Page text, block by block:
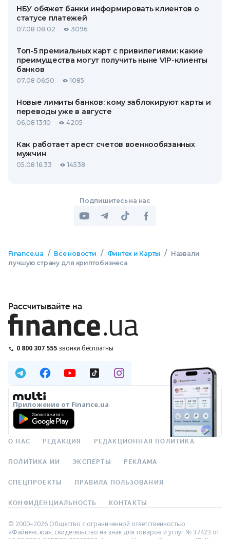
НБУ обяжет банки информировать клиентов о
статусе платежей
07.08 08:02 3096
Топ-5 премиальных карт с привилегиями: какие
преимущества могут получить ныне VIP-клиенты
банков
07.08 06:50 1085
Новые лимиты банков: кому заблокируют карты и
переводы уже в августе
06.08 13:10 4205
Как работает арест счетов военнообязанных
мужчин
05.08 16:33 14538
Подпишитесь на нас
Finance.ua / Все новости / Финтех и Карты /
Назвали
лучшую страну для криптобизнеса
Рассчитывайте на
0 800 307 555 звонки бесплатны
Приложение от Finance.ua
О НАС РЕДАКЦИЯ РЕДАКЦИОННАЯ ПОЛИТИКА
ПОЛИТИКА ИИ ЭКСПЕРТЫ РЕКЛАМА
СПЕЦПРОЕКТЫ ПРАВИЛА ПОЛЬЗОВАНИЯ
КОНФИДЕНЦИАЛЬНОСТЬ КОНТАКТЫ
© 2000–2026 Общество с ограниченной ответственностью
«Файненс.юа», свидетельство на знак для товаров и услуг № 37423 от